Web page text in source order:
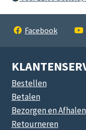
Facebook
Bestellen
Betalen
Bezorgen en Afhalen
Retourneren